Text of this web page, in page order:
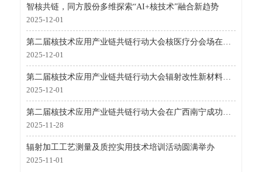
智核共链，同方股份多维探索“AI+核技术”融合新趋势
2025-12-01
第二届核技术应用产业链共链行动大会核医疗分会场在南宁成功举办
2025-12-01
第二届核技术应用产业链共链行动大会辐射改性新材料分会场会议成功召开
2025-12-01
第二届核技术应用产业链共链行动大会在广西南宁成功举行
2025-11-28
辐射加工工艺测量及质控实用技术培训活动圆满举办
2025-11-01